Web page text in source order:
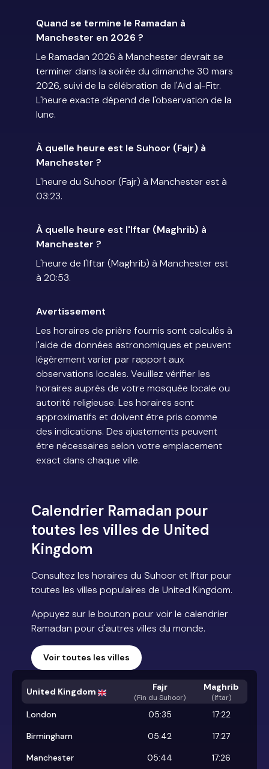
Quand se termine le Ramadan à
Manchester en 2026 ?
Le Ramadan 2026 à Manchester devrait se
terminer dans la soirée du dimanche 30 mars
2026, suivi de la célébration de l'Aïd al-Fitr.
L'heure exacte dépend de l'observation de la
lune.
À quelle heure est le Suhoor (Fajr) à
Manchester ?
L'heure du Suhoor (Fajr) à Manchester est à
03:23.
À quelle heure est l'Iftar (Maghrib) à
Manchester ?
L'heure de l'Iftar (Maghrib) à Manchester est
à 20:53.
Avertissement
Les horaires de prière fournis sont calculés à
l'aide de données astronomiques et peuvent
légèrement varier par rapport aux
observations locales. Veuillez vérifier les
horaires auprès de votre mosquée locale ou
autorité religieuse. Les horaires sont
approximatifs et doivent être pris comme
des indications. Des ajustements peuvent
être nécessaires selon votre emplacement
exact dans chaque ville.
Calendrier Ramadan pour
toutes les villes de United
Kingdom
Consultez les horaires du Suhoor et Iftar pour
toutes les villes populaires de United Kingdom.
Appuyez sur le bouton pour voir le calendrier
Ramadan pour d'autres villes du monde.
Voir toutes les villes
United Kingdom Fajr
(Fin du Suhoor)
Maghrib
(Iftar)
London 05:35
17:22
Birmingham
05:42
17:27
Manchester
05:44
17:26